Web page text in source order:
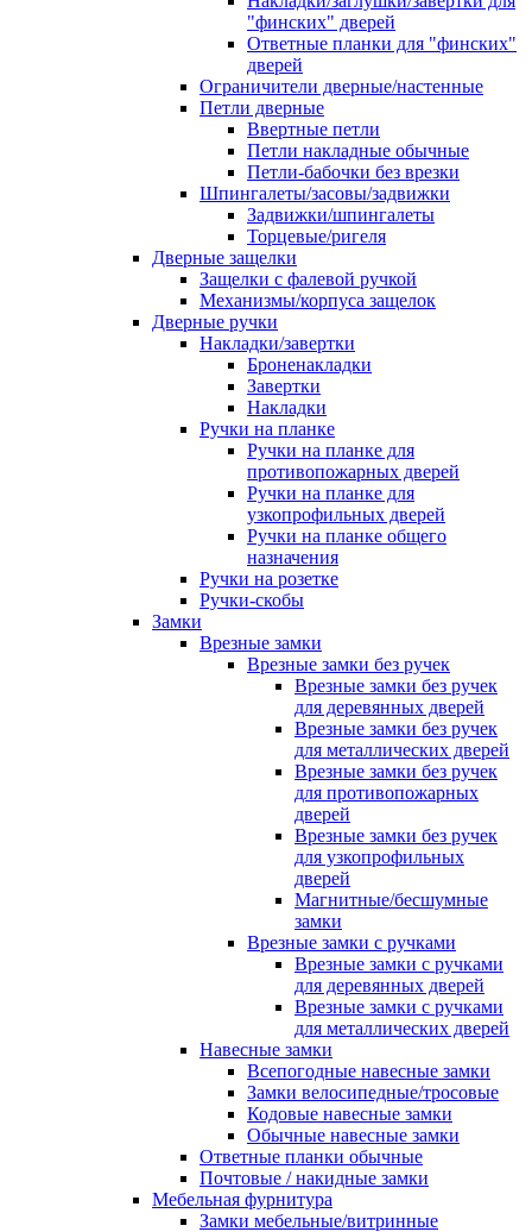
"финских" дверей
Ответные планки для "финских"
дверей
Ограничители дверные/настенные
Петли дверные
Ввертные петли
Петли накладные обычные
Петли-бабочки без врезки
Шпингалеты/засовы/задвижки
Задвижки/шпингалеты
Торцевые/ригеля
Дверные защелки
Защелки с фалевой ручкой
Механизмы/корпуса защелок
Дверные ручки
Накладки/завертки
Броненакладки
Завертки
Накладки
Ручки на планке
Ручки на планке для
противопожарных дверей
Ручки на планке для
узкопрофильных дверей
Ручки на планке общего
назначения
Ручки на розетке
Ручки-скобы
Замки
Врезные замки
Врезные замки без ручек
Врезные замки без ручек
для деревянных дверей
Врезные замки без ручек
для металлических дверей
Врезные замки без ручек
для противопожарных
дверей
Врезные замки без ручек
для узкопрофильных
дверей
Магнитные/бесшумные
замки
Врезные замки с ручками
Врезные замки с ручками
для деревянных дверей
Врезные замки с ручками
для металлических дверей
Навесные замки
Всепогодные навесные замки
Замки велосипедные/тросовые
Кодовые навесные замки
Обычные навесные замки
Ответные планки обычные
Почтовые / накидные замки
Мебельная фурнитура
Замки мебельные/витринные